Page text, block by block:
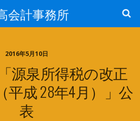
会計事務所
2016年5月10日
源泉所得税の改正
成 28年4月）」公
表